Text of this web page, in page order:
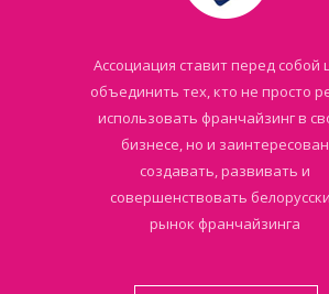
Ассоциация ставит перед собой
объединить тех, кто не просто
использовать франчайзинг в
бизнесе, но и заинтересован
создавать, развивать и
совершенствовать
рынок франчайзинга